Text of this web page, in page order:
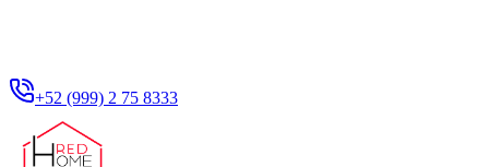
+52 (999) 2 75 8333